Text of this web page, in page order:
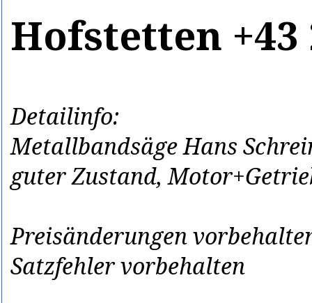
Hofstetten +43
Detailinfo:
Metallbandsäge Hans
guter Zustand,
Preisänderungen
Satzfehler vorbehalten